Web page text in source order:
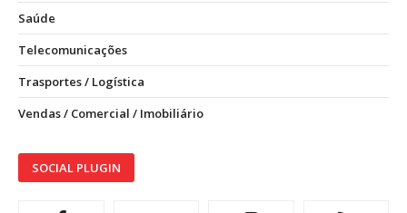
Saúde
Telecomunicações
Trasportes / Logística
Vendas / Comercial / Imobiliário
SOCIAL PLUGIN